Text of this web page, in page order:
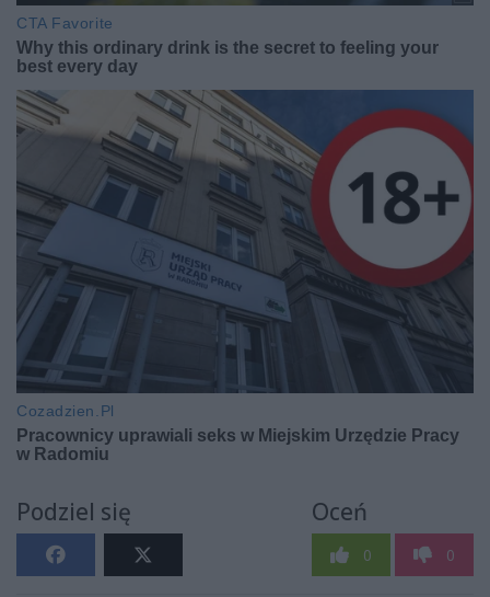
Podziel się Oceń
0 0